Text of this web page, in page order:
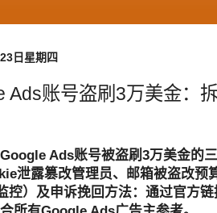
日星期四
Ads账号盗刷3万美金：
Ads账号被盗刷3万美金的
泄露篡改管理员、邮箱被盗改预
控）及申诉挽回方法：通过官方